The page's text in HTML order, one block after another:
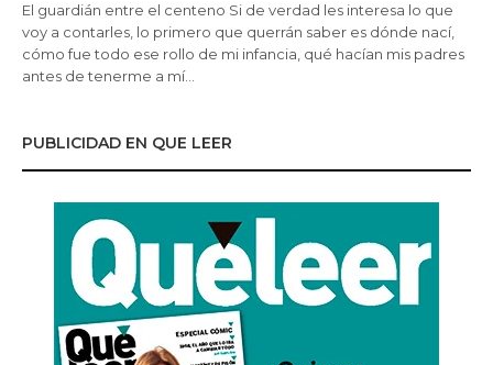
El guardián entre el centeno Si de verdad les interesa lo que
voy a contarles, lo primero que querrán saber es dónde nací,
cómo fue todo ese rollo de mi infancia, qué hacían mis padres
antes de tenerme a mí…
PUBLICIDAD EN QUE LEER